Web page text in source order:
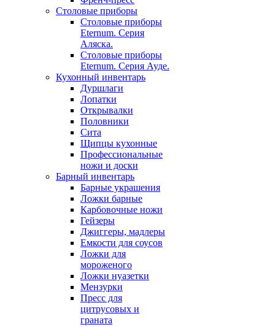
Столовые приборы
Столовые приборы
Eternum. Серия
Аляска.
Столовые приборы
Eternum. Серия Ауде.
Кухонный инвентарь
Дуршлаги
Лопатки
Открывалки
Половники
Сита
Щипцы кухонные
Профессиональные
ножи и доски
Барный инвентарь
Барные украшения
Ложки барные
Карбовочные ножи
Гейзеры
Джиггеры, мадлеры
Емкости для соусов
Ложки для
мороженого
Ложки нуазетки
Мензурки
Пресс для
цитрусовых и
граната